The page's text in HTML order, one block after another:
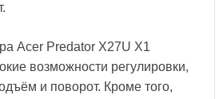
Acer Predator X27U X1
возможности регулировки,
и поворот. Кроме того,